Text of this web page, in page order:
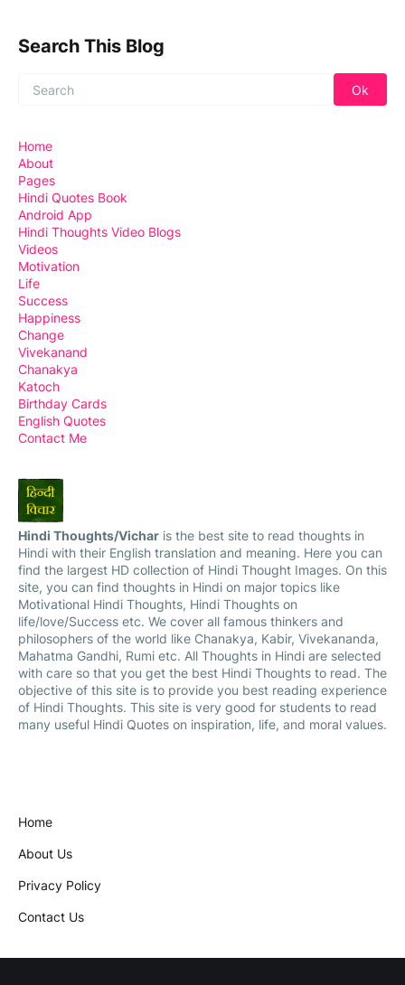
Search This Blog
Home
About
Pages
Hindi Quotes Book
Android App
Hindi Thoughts Video Blogs
Videos
Motivation
Life
Success
Happiness
Change
Vivekanand
Chanakya
Katoch
Birthday Cards
English Quotes
Contact Me
Hindi Thoughts/Vichar is the best site to read thoughts in
Hindi with their English translation and meaning. Here you can
find the largest HD collection of Hindi Thought Images. On this
site, you can find thoughts in Hindi on major topics like
Motivational Hindi Thoughts, Hindi Thoughts on
life/love/Success etc. We cover all famous thinkers and
philosophers of the world like Chanakya, Kabir, Vivekananda,
Mahatma Gandhi, Rumi etc. All Thoughts in Hindi are selected
with care so that you get the best Hindi Thoughts to read. The
objective of this site is to provide you best reading experience
of Hindi Thoughts. This site is very good for students to read
many useful Hindi Quotes on inspiration, life, and moral values.
Home
About Us
Privacy Policy
Contact Us